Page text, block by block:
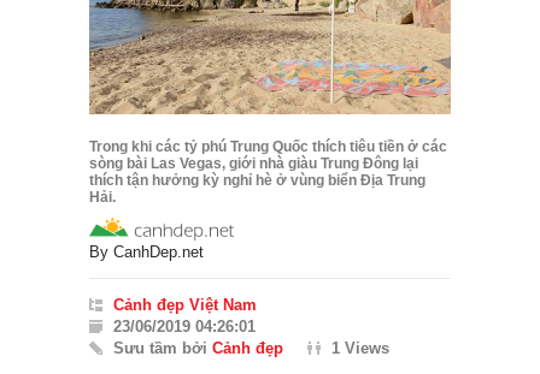
Trong khi các tỷ phú Trung Quốc thích tiêu tiền ở các
sòng bài Las Vegas, giới nhà giàu Trung Đông lại
thích tận hưởng kỳ nghỉ hè ở vùng biển Địa Trung
Hải.
By CanhDep.net
Cảnh đẹp Việt Nam
23/06/2019 04:26:01
Sưu tầm bởi Cảnh đẹp 1 Views